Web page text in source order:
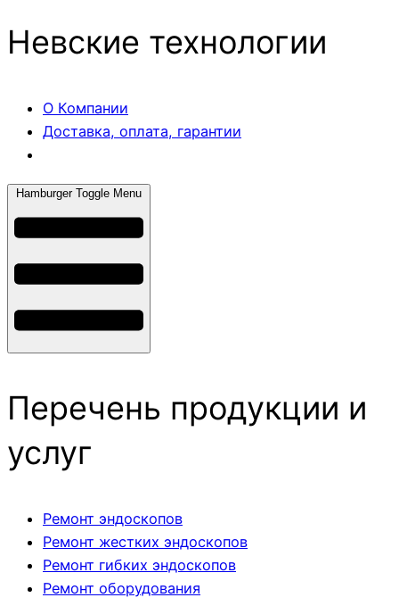
Невские технологии
О Компании
Доставка, оплата, гарантии
Hamburger Toggle Menu
Перечень продукции и
услуг
Ремонт эндоскопов
Ремонт жестких эндоскопов
Ремонт гибких эндоскопов
Ремонт оборудования